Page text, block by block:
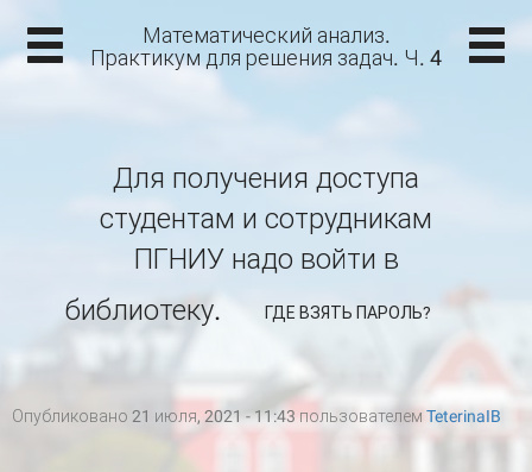
Математический анализ.
Практикум для решения задач. Ч. 4
Для получения доступа
студентам и сотрудникам
ПГНИУ надо войти в
библиотеку.
ГДЕ ВЗЯТЬ ПАРОЛЬ?
Опубликовано 21 июля, 2021 - 11:43 пользователем TeterinaIB